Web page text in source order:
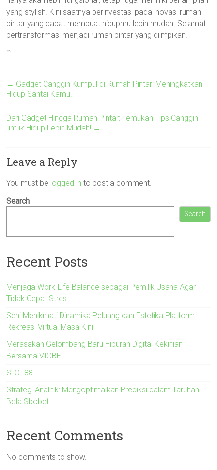
yang stylish. Kini saatnya berinvestasi pada inovasi rumah
pintar yang dapat membuat hidupmu lebih mudah. Selamat
bertransformasi menjadi rumah pintar yang diimpikan!
“`
← Gadget Canggih Kumpul di Rumah Pintar: Meningkatkan
Hidup Santai Kamu!
Dari Gadget Hingga Rumah Pintar: Temukan Tips Canggih
untuk Hidup Lebih Mudah! →
Leave a Reply
You must be logged in to post a comment.
Search
Search
Recent Posts
Menjaga Work-Life Balance sebagai Pemilik Usaha Agar
Tidak Cepat Stres
Seni Menikmati Dinamika Peluang dan Estetika Platform
Rekreasi Virtual Masa Kini
Merasakan Gelombang Baru Hiburan Digital Kekinian
Bersama VIOBET
SLOT88
Strategi Analitik: Mengoptimalkan Prediksi dalam Taruhan
Bola Sbobet
Recent Comments
No comments to show.